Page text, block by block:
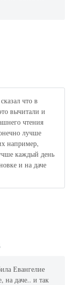
что в
вычитали и
чтения
лучше
например,
каждый день
и на даче
Евангелие
на даче.. и так